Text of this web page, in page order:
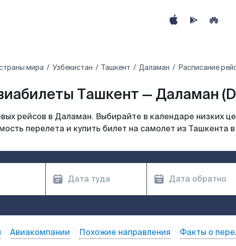
мира Узбекистан Ташкент Даламан Расписание
Ташкент — Даламан
рейсов в Даламан. Выбирайте в календаре низких
перелета и купить билет на самолет из Ташкента
Авиакомпании Похожие направления Факты о